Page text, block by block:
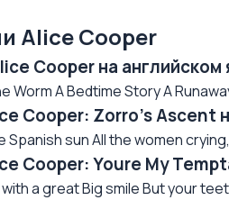
Alice Cooper
Cooper на
Worm A Bedtime Story A
Cooper: Zorro’s Ascent
Spanish sun All the women
Cooper: Youre My
a great Big smile But your